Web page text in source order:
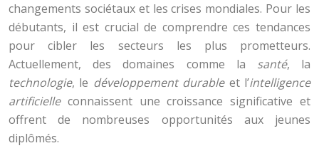
changements sociétaux et les crises mondiales. Pour les
débutants, il est crucial de comprendre ces tendances
pour cibler les secteurs les plus prometteurs.
Actuellement, des domaines comme la santé, la
technologie, le développement durableet l’intelligence
artificielleconnaissent une croissance significative et
offrent de nombreuses opportunités aux jeunes
diplômés.